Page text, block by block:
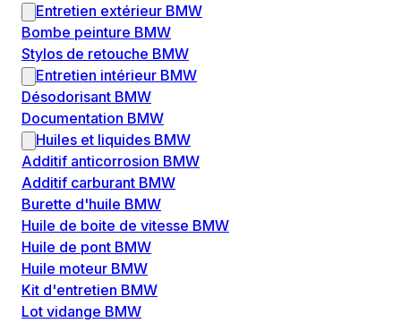
Entretien extérieur BMW
Bombe peinture BMW
Stylos de retouche BMW
Entretien intérieur BMW
Désodorisant BMW
Documentation BMW
Huiles et liquides BMW
Additif anticorrosion BMW
Additif carburant BMW
Burette d'huile BMW
Huile de boite de vitesse BMW
Huile de pont BMW
Huile moteur BMW
Kit d'entretien BMW
Lot vidange BMW